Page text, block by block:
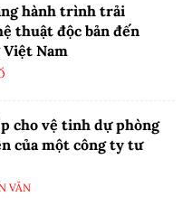
hành trình trải
thuật độc bản đến
Việt Nam
cho vệ tinh dự phòng
của một công ty tư
VĂN